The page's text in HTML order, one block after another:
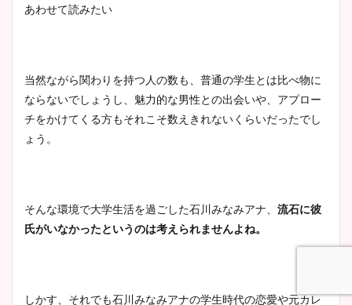
あわせて読みたい
当然ながら関わりを持つ人の数も、普通の学生とは比べ物に
ならないでしょうし、魅力的な男性との出会いや、 アプロー
チをかけてくる方もそれこそ数えきれないくらいだったでし
ょう。
そんな環境で大学生活を過ごした石川みなみアナ、 流石に彼
氏がいなかったというのは考えられませんよね。
しかす、それでも石川みなみアナの学生時代の恋愛や元カレ